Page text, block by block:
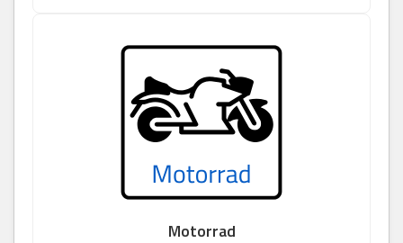
Motorrad